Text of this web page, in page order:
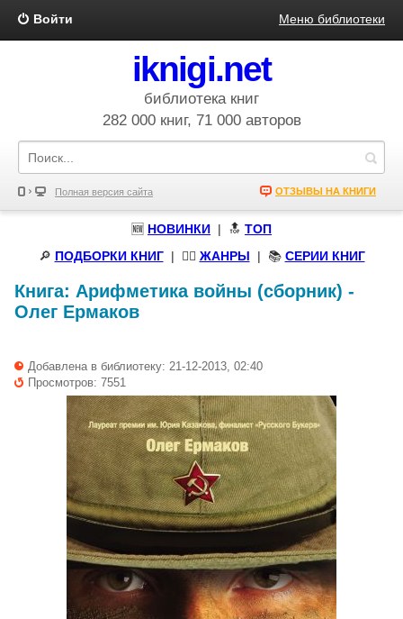
Войти Меню библиотеки
iknigi.net
библиотека книг
282 000 книг, 71 000 авторов
Полная версия сайта ОТЗЫВЫ НА КНИГИ
🆕 НОВИНКИ | 🔝 ТОП
🔎 ПОДБОРКИ КНИГ| 🧝‍♀️ ЖАНРЫ | 📚 СЕРИИ КНИГ
Книга: Арифметика войны (сборник) -
Олег Ермаков
Добавлена в библиотеку: 21-12-2013, 02:40
Просмотров: 7551